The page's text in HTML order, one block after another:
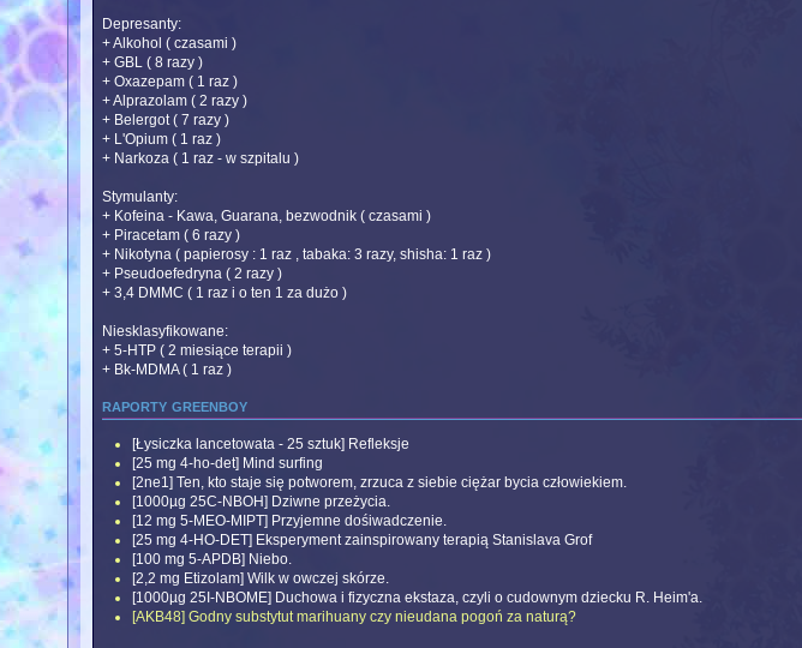
Depresanty:
+ Alkohol ( czasami )
+ GBL ( 8 razy )
+ Oxazepam ( 1 raz )
+ Alprazolam ( 2 razy )
+ Belergot ( 7 razy )
+ L'Opium ( 1 raz )
+ Narkoza ( 1 raz - w szpitalu )
Stymulanty:
+ Kofeina - Kawa, Guarana, bezwodnik ( czasami )
+ Piracetam ( 6 razy )
+ Nikotyna ( papierosy : 1 raz , tabaka: 3 razy, shisha: 1 raz )
+ Pseudoefedryna ( 2 razy )
+ 3,4 DMMC ( 1 raz i o ten 1 za dużo )
Niesklasyfikowane:
+ 5-HTP ( 2 miesiące terapii )
+ Bk-MDMA ( 1 raz )
raporty greenboy
[Łysiczka lancetowata - 25 sztuk] Refleksje
[25 mg 4-ho-det] Mind surfing
[2ne1] Ten, kto staje się potworem, zrzuca z siebie ciężar bycia człowiekiem.
[1000µg 25C-NBOH] Dziwne przeżycia.
[12 mg 5-MEO-MIPT] Przyjemne dośiwadczenie.
[25 mg 4-HO-DET] Eksperyment zainspirowany terapią Stanislava Grof
[100 mg 5-APDB] Niebo.
[2,2 mg Etizolam] Wilk w owczej skórze.
[1000µg 25I-NBOME] Duchowa i fizyczna ekstaza, czyli o cudownym dziecku R. Heim'a.
[AKB48] Godny substytut marihuany czy nieudana pogoń za naturą?